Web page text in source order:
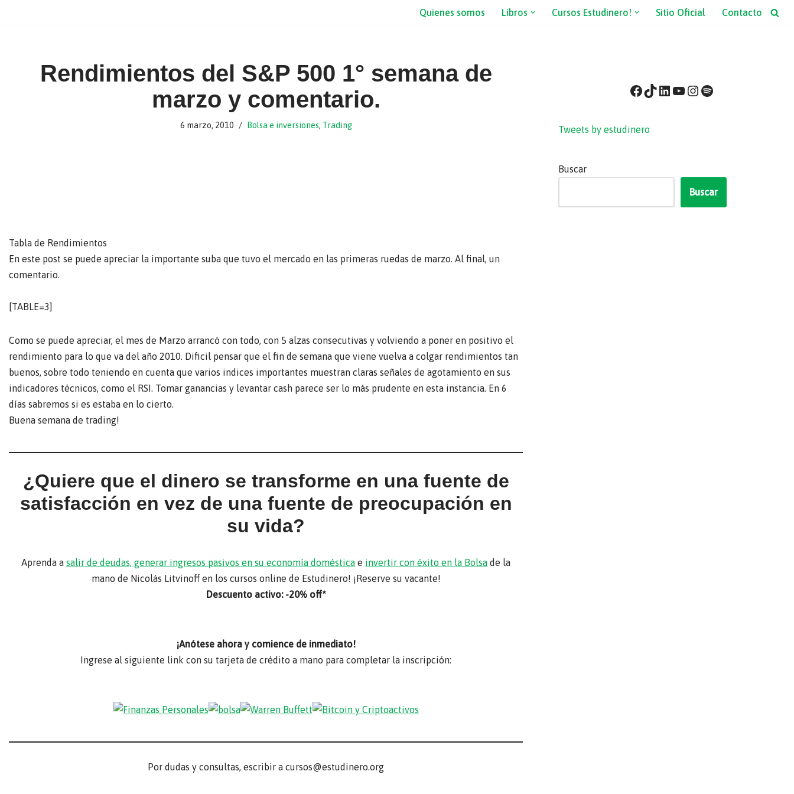
contenido
Quienes somos Libros Cursos Estudinero! Sitio Oficial Contacto
Rendimientos del S&P 500 1° semana de
marzo y comentario.
6 marzo, 2010 Bolsa e inversiones, Trading
Tabla de Rendimientos
En este post se puede apreciar la importante suba que tuvo el mercado en las primeras ruedas de marzo. Al final, un
comentario.
[TABLE=3]
Como se puede apreciar, el mes de Marzo arrancó con todo, con 5 alzas consecutivas y volviendo a poner en positivo el
rendimiento para lo que va del año 2010. Dificil pensar que el fin de semana que viene vuelva a colgar rendimientos tan
buenos, sobre todo teniendo en cuenta que varios indices importantes muestran claras señales de agotamiento en sus
indicadores técnicos, como el RSI. Tomar ganancias y levantar cash parece ser lo más prudente en esta instancia. En 6
días sabremos si es estaba en lo cierto.
Buena semana de trading!
¿Quiere que el dinero se transforme en una fuente de
satisfacción en vez de una fuente de preocupación en
su vida?
Aprenda a salir de deudas, generar ingresos pasivos en su economía doméstica e invertir con éxito en la Bolsa de la
mano de Nicolás Litvinoff en los cursos online de Estudinero! ¡Reserve su vacante!
Descuento activo: -20% off*
¡Anótese ahora y comience de inmediato!
Ingrese al siguiente link con su tarjeta de crédito a mano para completar la inscripción:
Por dudas y consultas, escribir a cursos@estudinero.org
Tweets by estudinero
Buscar
Buscar